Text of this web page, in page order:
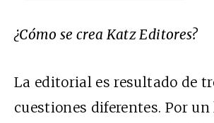
¿Cómo se crea Katz Editores?
La editorial es resultado de
cuestiones diferentes. Por un